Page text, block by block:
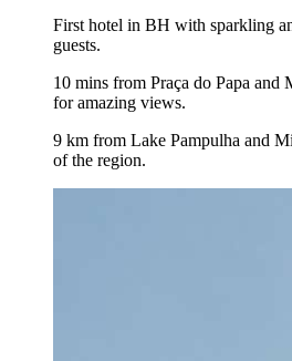
First hotel in BH with sparkling
guests.
10 mins from Praça do Papa and
for amazing views.
9 km from Lake Pampulha and
of the region.